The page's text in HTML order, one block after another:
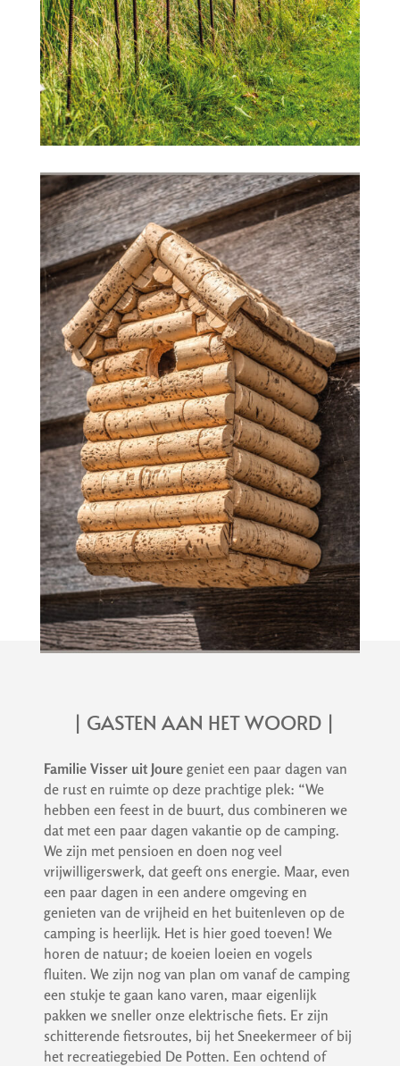
| GASTEN AAN HET WOORD |
Familie Visser uit Jouregeniet een paar dagen van
de rust en ruimte op deze prachtige plek: “We
hebben een feest in de buurt, dus combineren we
dat met een paar dagen vakantie op de camping.
We zijn met pensioen en doen nog veel
vrijwilligerswerk, dat geeft ons energie. Maar, even
een paar dagen in een andere omgeving en
genieten van de vrijheid en het buitenleven op de
camping is heerlijk. Het is hier goed toeven! We
horen de natuur; de koeien loeien en vogels
fluiten. We zijn nog van plan om vanaf de camping
een stukje te gaan kano varen, maar eigenlijk
pakken we sneller onze elektrische fiets. Er zijn
schitterende fietsroutes, bij het Sneekermeer of bij
het recreatiegebied De Potten. Een ochtend of